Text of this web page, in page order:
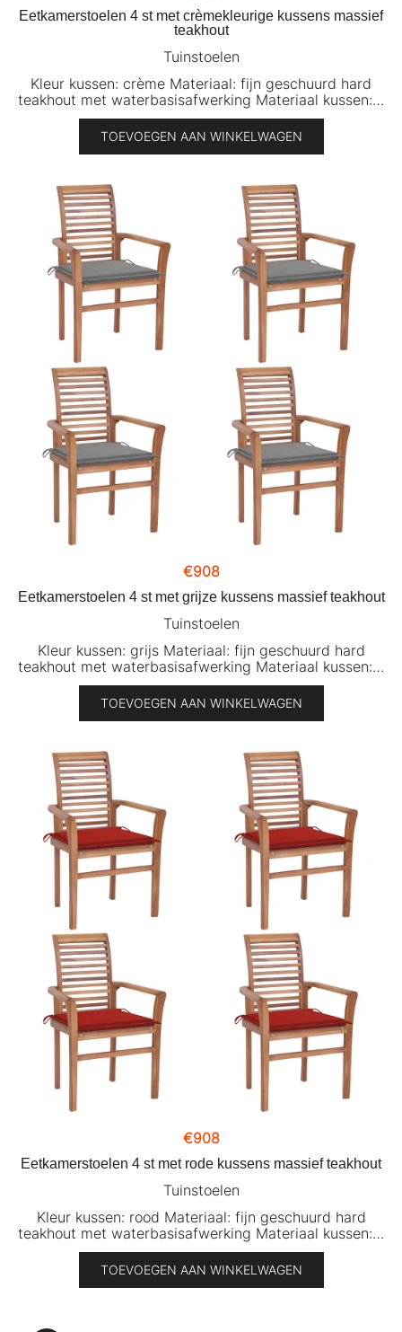
Eetkamerstoelen 4 st met crèmekleurige kussens massief
teakhout
Tuinstoelen
Kleur kussen: crème Materiaal: fijn geschuurd hard
teakhout met waterbasisafwerking Materiaal kussen:…
TOEVOEGEN AAN WINKELWAGEN
€908
Eetkamerstoelen 4 st met grijze kussens massief teakhout
Tuinstoelen
Kleur kussen: grijs Materiaal: fijn geschuurd hard
teakhout met waterbasisafwerking Materiaal kussen:…
TOEVOEGEN AAN WINKELWAGEN
€908
Eetkamerstoelen 4 st met rode kussens massief teakhout
Tuinstoelen
Kleur kussen: rood Materiaal: fijn geschuurd hard
teakhout met waterbasisafwerking Materiaal kussen:…
TOEVOEGEN AAN WINKELWAGEN